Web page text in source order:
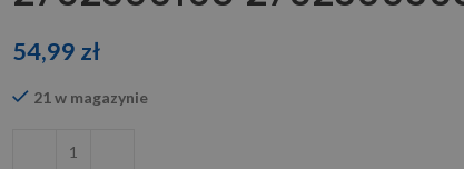
54,99 zł
21 w magazynie